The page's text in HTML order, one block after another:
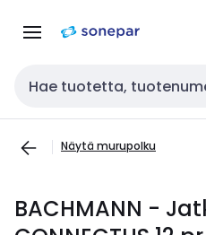
navigointiinsisältöön
Haku
Näytä murupolku
BACHMANN -